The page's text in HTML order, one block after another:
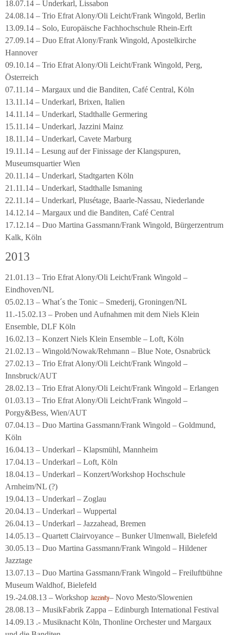
18.07.14 – Underkarl, Lissabon
24.08.14 – Trio Efrat Alony/Oli Leicht/Frank Wingold, Berlin
13.09.14 – Solo, Europäische Fachhochschule Rhein-Erft
27.09.14 – Duo Efrat Alony/Frank Wingold, Apostelkirche
Hannover
09.10.14 – Trio Efrat Alony/Oli Leicht/Frank Wingold, Perg,
Österreich
07.11.14 – Margaux und die Banditen, Café Central, Köln
13.11.14 – Underkarl, Brixen, Italien
14.11.14 – Underkarl, Stadthalle Germering
15.11.14 – Underkarl, Jazzini Mainz
18.11.14 – Underkarl, Cavete Marburg
19.11.14 – Lesung auf der Finissage der Klangspuren,
Museumsquartier Wien
20.11.14 – Underkarl, Stadtgarten Köln
21.11.14 – Underkarl, Stadthalle Ismaning
22.11.14 – Underkarl, Plusétage, Baarle-Nassau, Niederlande
14.12.14 – Margaux und die Banditen, Café Central
17.12.14 – Duo Martina Gassmann/Frank Wingold, Bürgerzentrum
Kalk, Köln
2013
21.01.13 – Trio Efrat Alony/Oli Leicht/Frank Wingold –
Eindhoven/NL
05.02.13 – What´s the Tonic – Smederij, Groningen/NL
11.-15.02.13 – Proben und Aufnahmen mit dem Niels Klein
Ensemble, DLF Köln
16.02.13 – Konzert Niels Klein Ensemble – Loft, Köln
21.02.13 – Wingold/Nowak/Rehmann – Blue Note, Osnabrück
27.02.13 – Trio Efrat Alony/Oli Leicht/Frank Wingold –
Innsbruck/AUT
28.02.13 – Trio Efrat Alony/Oli Leicht/Frank Wingold – Erlangen
01.03.13 – Trio Efrat Alony/Oli Leicht/Frank Wingold –
Porgy&Bess, Wien/AUT
07.04.13 – Duo Martina Gassmann/Frank Wingold – Goldmund,
Köln
16.04.13 – Underkarl – Klapsmühl, Mannheim
17.04.13 – Underkarl – Loft, Köln
18.04.13 – Underkarl – Konzert/Workshop Hochschule
Arnheim/NL (?)
19.04.13 – Underkarl – Zoglau
20.04.13 – Underkarl – Wuppertal
26.04.13 – Underkarl – Jazzahead, Bremen
14.05.13 – Quartett Clairvoyance – Bunker Ulmenwall, Bielefeld
30.05.13 – Duo Martina Gassmann/Frank Wingold – Hildener
Jazztage
13.07.13 – Duo Martina Gassmann/Frank Wingold – Freiluftbühne
Museum Waldhof, Bielefeld
19.-24.08.13 – Workshop Jazzinity– Novo Mesto/Slowenien
28.08.13 – MusikFabrik Zappa – Edinburgh International Festival
14.09.13 .- Musiknacht Köln, Thonline Orchester und Margaux